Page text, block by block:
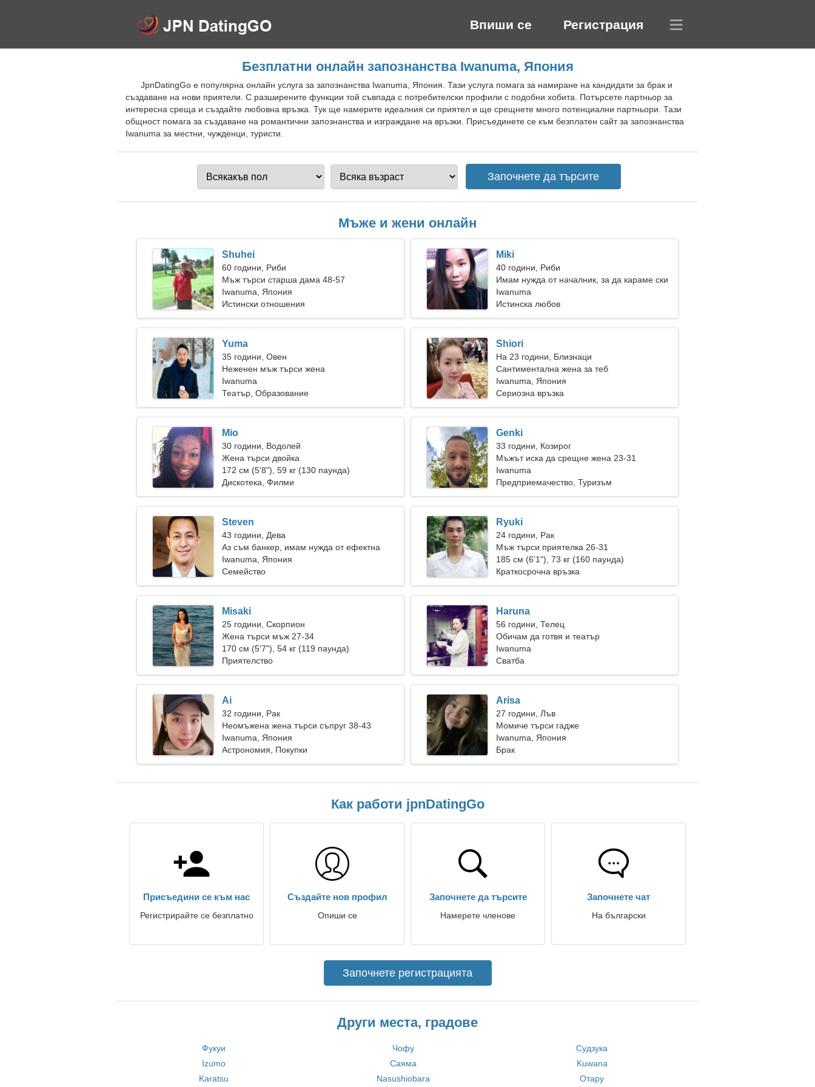
Впиши се Регистрация
Безплатни онлайн запознанства Iwanuma, Япония
JpnDatingGo е популярна онлайн услуга за запознанства Iwanuma, Япония. Тази услуга помага за намиране на кандидати за брак и
създаване на нови приятели. С разширените функции той съвпада с потребителски профили с подобни хобита. Потърсете партньор за
интересна среща и създайте любовна връзка. Тук ще намерите идеалния си приятел и ще срещнете много потенциални партньори. Тази
общност помага за създаване на романтични запознанства и изграждане на връзки. Присъединете се към безплатен сайт за запознанства
Iwanuma за местни, чужденци, туристи.
Мъже и жени онлайн
Shuhei
60 години, Риби
Мъж търси старша дама 48-57
Iwanuma, Япония
Истински отношения
Miki
40 години, Риби
Имам нужда от началник, за да караме ски
заедно
Iwanuma
Истинска любов
Yuma
35 години, Овен
Неженен мъж търси жена
Iwanuma
Театър, Образование
Shiori
На 23 години, Близнаци
Сантиментална жена за теб
Iwanuma, Япония
Сериозна връзка
Mio
30 години, Водолей
Жена търси двойка
172 см (5'8"), 59 кг (130 паунда)
Дискотека, Филми
Genki
33 години, Козирог
Мъжът иска да срещне жена 23-31
Iwanuma
Предприемачество, Туризъм
Steven
43 години, Дева
Аз съм банкер, имам нужда от ефектна
жена
Iwanuma, Япония
Семейство
Ryuki
24 години, Рак
Мъж търси приятелка 26-31
185 см (6'1"), 73 кг (160 паунда)
Краткосрочна връзка
Misaki
25 години, Скорпион
Жена търси мъж 27-34
170 см (5'7"), 54 кг (119 паунда)
Приятелство
Haruna
56 години, Телец
Обичам да готвя и театър
Iwanuma
Сватба
Ai
32 години, Рак
Неомъжена жена търси съпруг 38-43
Iwanuma, Япония
Астрономия, Покупки
Arisa
27 години, Лъв
Момиче търси гадже
Iwanuma, Япония
Брак
Как работи jpnDatingGo
Присъедини се към нас
Регистрирайте се безплатно
Създайте нов профил
Опиши се
Започнете да търсите
Намерете членове
Започнете чат
На български
Започнете регистрацията
Други места, градове
Фукуи Чофу
Судзука
Izumo
Саяма
Kuwana
Karatsu
Nasushiobara Отару